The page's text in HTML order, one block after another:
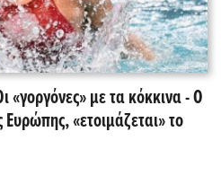
«γοργόνες» με τα κόκκινα - Ο
«ετοιμάζεται» το